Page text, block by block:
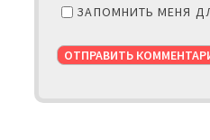
ЗАПОМНИТЬ МЕНЯ